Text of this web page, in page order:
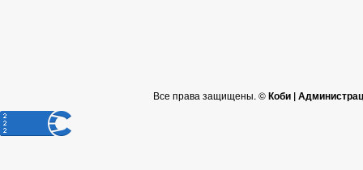
Все права защищены. ©Коби |